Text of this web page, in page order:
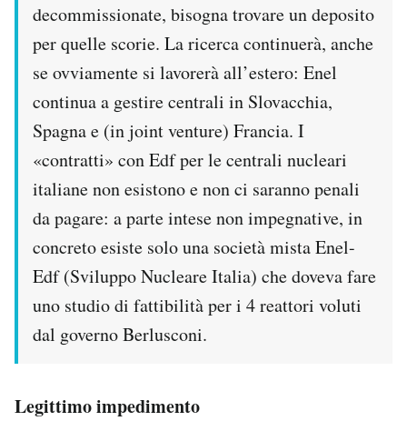
decommissionate, bisogna trovare un deposito
per quelle scorie. La ricerca continuerà, anche
se ovviamente si lavorerà all’estero: Enel
continua a gestire centrali in Slovacchia,
Spagna e (in joint venture) Francia. I
«contratti» con Edf per le centrali nucleari
italiane non esistono e non ci saranno penali
da pagare: a parte intese non impegnative, in
concreto esiste solo una società mista Enel-
Edf (Sviluppo Nucleare Italia) che doveva fare
uno studio di fattibilità per i 4 reattori voluti
dal governo Berlusconi.
Legittimo impedimento